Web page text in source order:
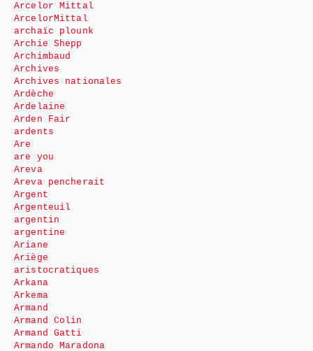
Arcelor Mittal
ArcelorMittal
archaïc plounk
Archie Shepp
Archimbaud
Archives
Archives nationales
Ardèche
Ardelaine
Arden Fair
ardents
Are
are you
Areva
Areva pencherait
Argent
Argenteuil
argentin
argentine
Ariane
Ariège
aristocratiques
Arkana
Arkema
Armand
Armand Colin
Armand Gatti
Armando Maradona